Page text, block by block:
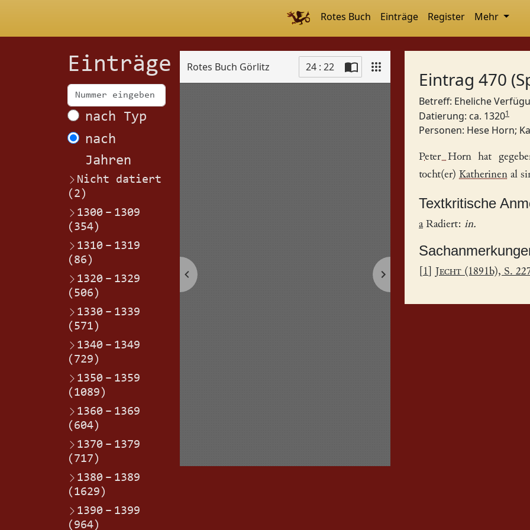
Rotes Buch Einträge Register Mehr
Einträge
nach Typ
nach
Jahren
Nicht datiert
(2)
1300 – 1309
(354)
1310 – 1319
(86)
1320 – 1329
(506)
1330 – 1339
(571)
1340 – 1349
(729)
1350 – 1359
(1089)
1360 – 1369
(604)
1370 – 1379
(717)
1380 – 1389
(1629)
1390 – 1399
(964)
Rotes Buch Görlitz 24 : 22
Eintrag 470
Betreff: Eheliche
Datierung: ca. 13201
Personen: Hese Horn;
Peter Hornhat
tocht(er) Katherinen al
Textkritische
aRadiert: in.
1 Jecht (1891b), S.